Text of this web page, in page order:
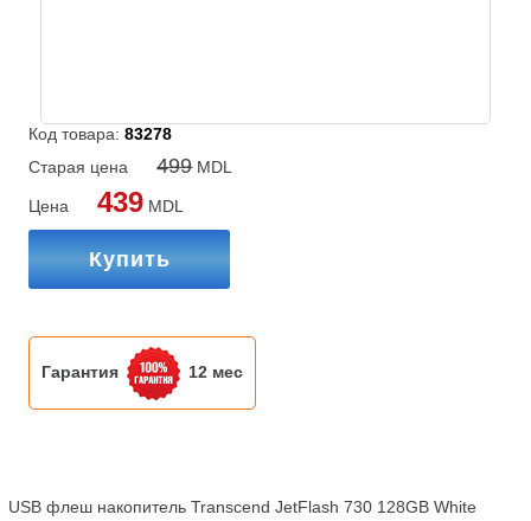
Код товара:83278
Старая цена
499MDL
Цена 439 MDL
Купить
Гарантия 12 мес
USB флеш накопитель Transcend JetFlash 730 128GB White